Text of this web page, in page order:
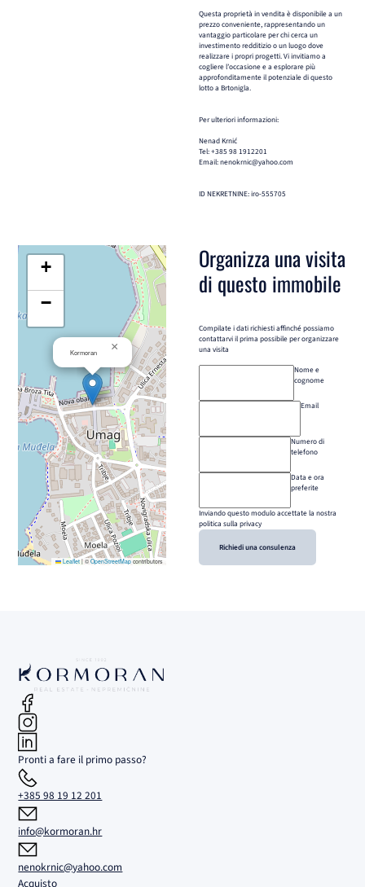
Questa proprietà in vendita è disponibile a un
prezzo conveniente, rappresentando un
vantaggio particolare per chi cerca un
investimento redditizio o un luogo dove
realizzare i propri progetti. Vi invitiamo a
cogliere l’occasione e a esplorare più
approfonditamente il potenziale di questo
lotto a Brtonigla.
Per ulteriori informazioni:
Nenad Krnić
Tel: +385 98 1912201
Email: nenokrnic@yahoo.com
ID NEKRETNINE: iro-555705
Kormoran ×
+
−
Leaflet |© OpenStreetMapcontributors
Organizza una visita
di questo immobile
Compilate i dati richiesti affinché possiamo
contattarvi il prima possibile per organizzare
una visita
Nome e
cognome
Email
Numero di
telefono
Data e ora
preferite
Inviando questo modulo accettate la nostra
politica sulla privacy
Richiedi una consulenza
Pronti a fare il primo passo?
+385 98 19 12 201
info@kormoran.hr
nenokrnic@yahoo.com
Acquisto